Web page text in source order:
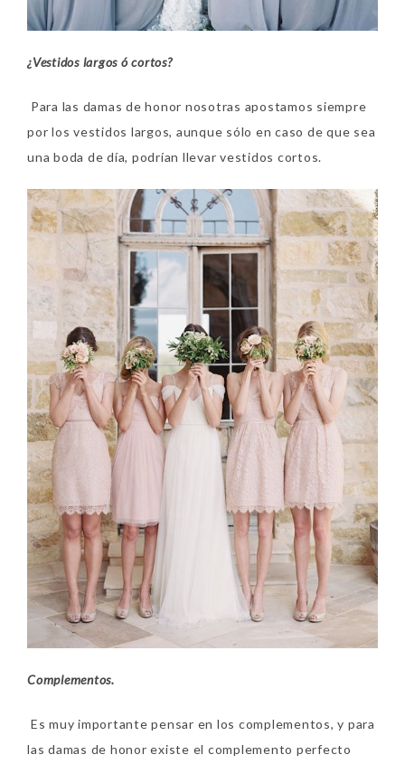
¿Vestidos largos ó cortos?
Para las damas de honor nosotras apostamos siempre
por los vestidos largos, aunque sólo en caso de que sea
una boda de día, podrían llevar vestidos cortos.
Complementos.
Es muy importante pensar en los complementos, y para
las damas de honor existe el complemento perfecto